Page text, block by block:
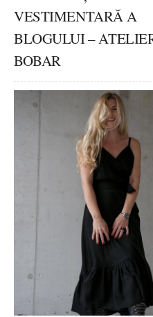
VESTIMENTARĂ A
BLOGULUI –
BOBAR